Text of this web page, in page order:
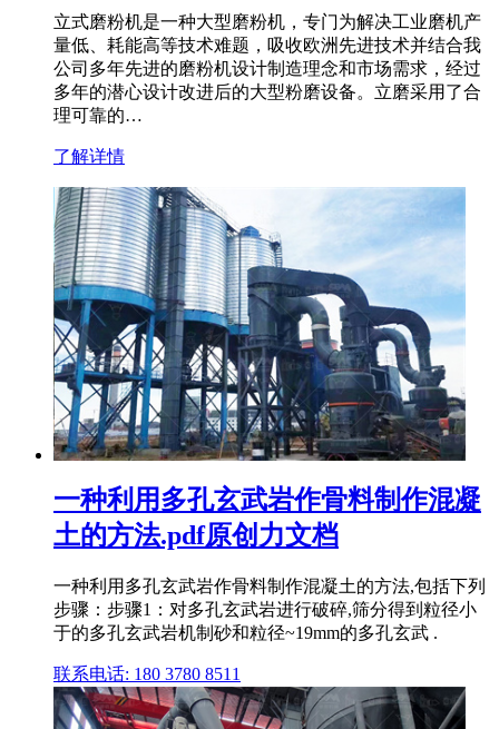
立式磨粉机是一种大型磨粉机，专门为解决工业磨机产
量低、耗能高等技术难题，吸收欧洲先进技术并结合我
公司多年先进的磨粉机设计制造理念和市场需求，经过
多年的潜心设计改进后的大型粉磨设备。立磨采用了合
理可靠的…
了解详情
一种利用多孔玄武岩作骨料制作混凝
土的方法.pdf原创力文档
一种利用多孔玄武岩作骨料制作混凝土的方法,包括下列
步骤：步骤1：对多孔玄武岩进行破碎,筛分得到粒径小
于的多孔玄武岩机制砂和粒径~19mm的多孔玄武 .
联系电话: 180 3780 8511